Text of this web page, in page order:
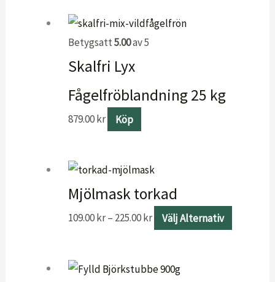
Betygsatt5.00av 5
Skalfri Lyx
Fågelfröblandning 25 kg
879.00kr Köp
Mjölmask torkad
109.00kr– 225.00kr Välj Alternativ